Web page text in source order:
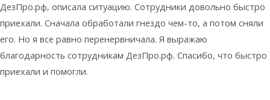
ДезПро.рф, описала ситуацию. Сотрудники довольно быстро
приехали. Сначала обработали гнездо чем-то, а потом сняли
его. Но я все равно перенервничала. Я выражаю
благодарность сотрудникам ДезПро.рф. Спасибо, что быстро
приехали и помогли.